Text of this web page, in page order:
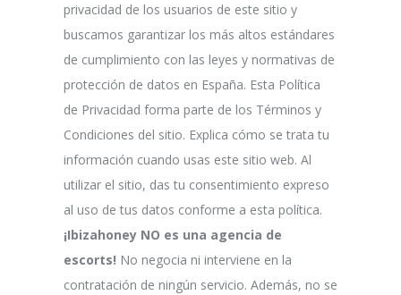
privacidad de los usuarios de este sitio y
buscamos garantizar los más altos estándares
de cumplimiento con las leyes y normativas de
protección de datos en España. Esta Política
de Privacidad forma parte de los Términos y
Condiciones del sitio. Explica cómo se trata tu
información cuando usas este sitio web. Al
utilizar el sitio, das tu consentimiento expreso
al uso de tus datos conforme a esta política.
¡Ibizahoney NO es una agencia de
escorts! No negocia ni interviene en la
contratación de ningún servicio. Además, no se